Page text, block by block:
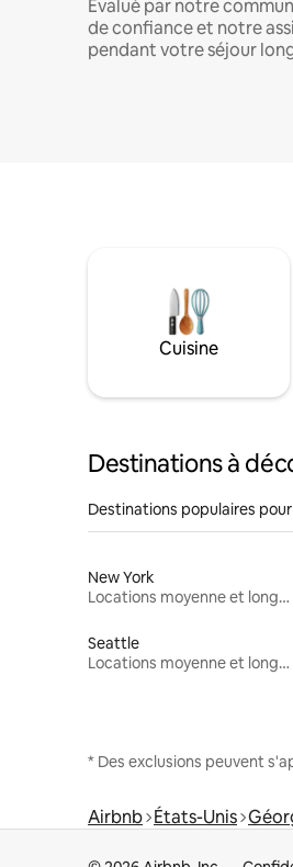
Évalué par notre
de confiance et notre
pendant votre séjour
Cuisine
Destinations à
Destinations populaires
New York
Locations moyenne et longue durée
Seattle
Locations moyenne et longue durée
* Des exclusions peuvent
Airbnb États-Unis